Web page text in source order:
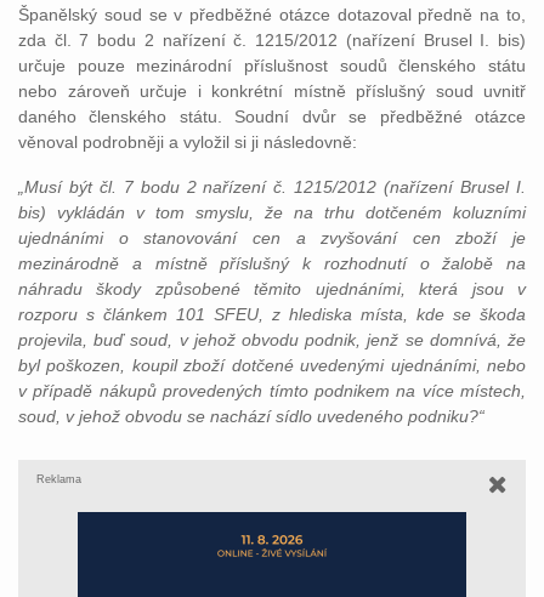
Španělský soud se v předběžné otázce dotazoval předně na to,
zda čl. 7 bodu 2 nařízení č. 1215/2012 (nařízení Brusel I. bis)
určuje pouze mezinárodní příslušnost soudů členského státu
nebo zároveň určuje i konkrétní místně příslušný soud uvnitř
daného členského státu. Soudní dvůr se předběžné otázce
věnoval podrobněji a vyložil si ji následovně:
„Musí být čl. 7 bodu 2 nařízení č. 1215/2012 (nařízení Brusel I.
bis) vykládán v tom smyslu, že na trhu dotčeném koluzními
ujednáními o stanovování cen a zvyšování cen zboží je
mezinárodně a místně příslušný k rozhodnutí o žalobě na
náhradu škody způsobené těmito ujednáními, která jsou v
rozporu s článkem 101 SFEU, z hlediska místa, kde se škoda
projevila, buď soud, v jehož obvodu podnik, jenž se domnívá, že
byl poškozen, koupil zboží dotčené uvedenými ujednáními, nebo
v případě nákupů provedených tímto podnikem na více místech,
soud, v jehož obvodu se nachází sídlo uvedeného podniku?“
Reklama